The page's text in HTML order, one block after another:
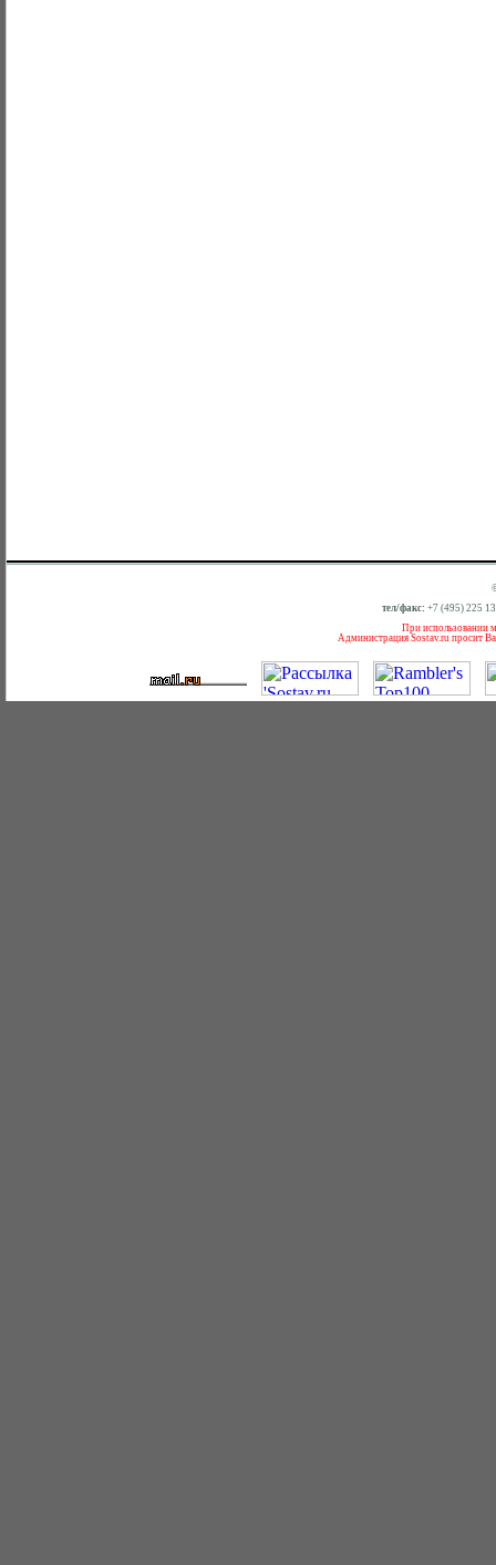
тел/факс: +7 (495) 225
При использовании
Администрация Sostav.ru просит